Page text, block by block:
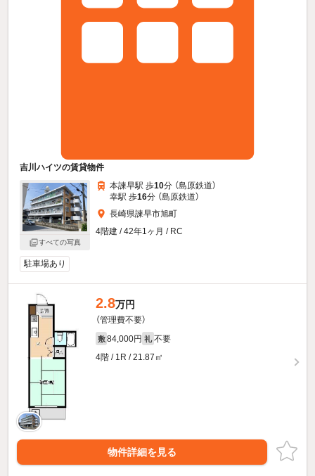
吉川ハイツの賃貸物件
すべての写真
本諫早駅 歩10分 （島原鉄道）
幸駅 歩16分 （島原鉄道）
長崎県諫早市旭町
4階建 / 42年1ヶ月 / RC
駐車場あり
2.8万円
（管理費不要）
敷 84,000円 礼 不要
4階 / 1R / 21.87㎡
物件詳細を見る